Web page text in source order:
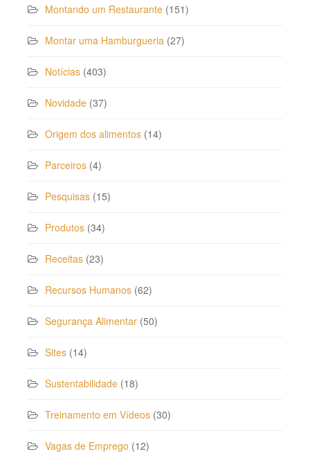
Montando um Restaurante (151)
Montar uma Hamburgueria (27)
Notícias (403)
Novidade (37)
Origem dos alimentos (14)
Parceiros (4)
Pesquisas (15)
Produtos (34)
Receitas (23)
Recursos Humanos (62)
Segurança Alimentar (50)
Sites (14)
Sustentabilidade (18)
Treinamento em Vídeos (30)
Vagas de Emprego (12)